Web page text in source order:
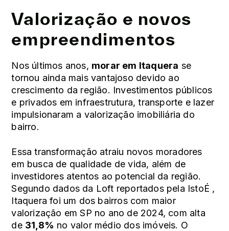
Valorização e novos
empreendimentos
Nos últimos anos, morar em Itaquera se
tornou ainda mais vantajoso devido ao
crescimento da região. Investimentos públicos
e privados em infraestrutura, transporte e lazer
impulsionaram a valorização imobiliária do
bairro.
Essa transformação atraiu novos moradores
em busca de qualidade de vida, além de
investidores atentos ao potencial da região.
Segundo dados da Loft reportados pela IstoÉ ,
Itaquera foi um dos bairros com maior
valorização em SP no ano de 2024, com alta
de 31,8% no valor médio dos imóveis. O